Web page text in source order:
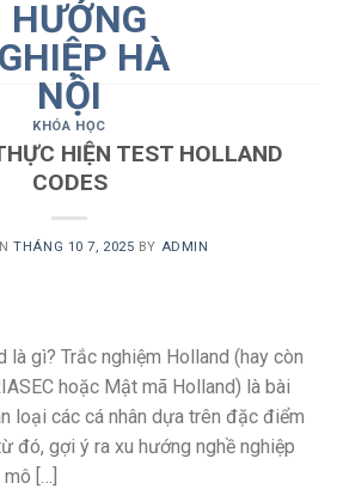
KHÓA HỌC
HIỆN TEST HOLLAND
CODES
THÁNG 10 7, 2025 BY ADMIN
là gì? Trắc nghiệm Holland (hay còn
hoặc Mật mã Holland) là bài
loại các cá nhân dựa trên đặc điểm
đó, gợi ý ra xu hướng nghề nghiệp
[…]